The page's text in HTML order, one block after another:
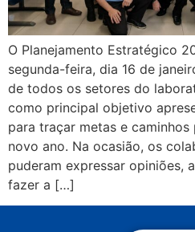
O Planejamento Estratégico
segunda-feira, dia 16 de
de todos os setores do
como principal objetivo
para traçar metas e caminhos
novo ano. Na ocasião, os
puderam expressar opiniões,
fazer a […]